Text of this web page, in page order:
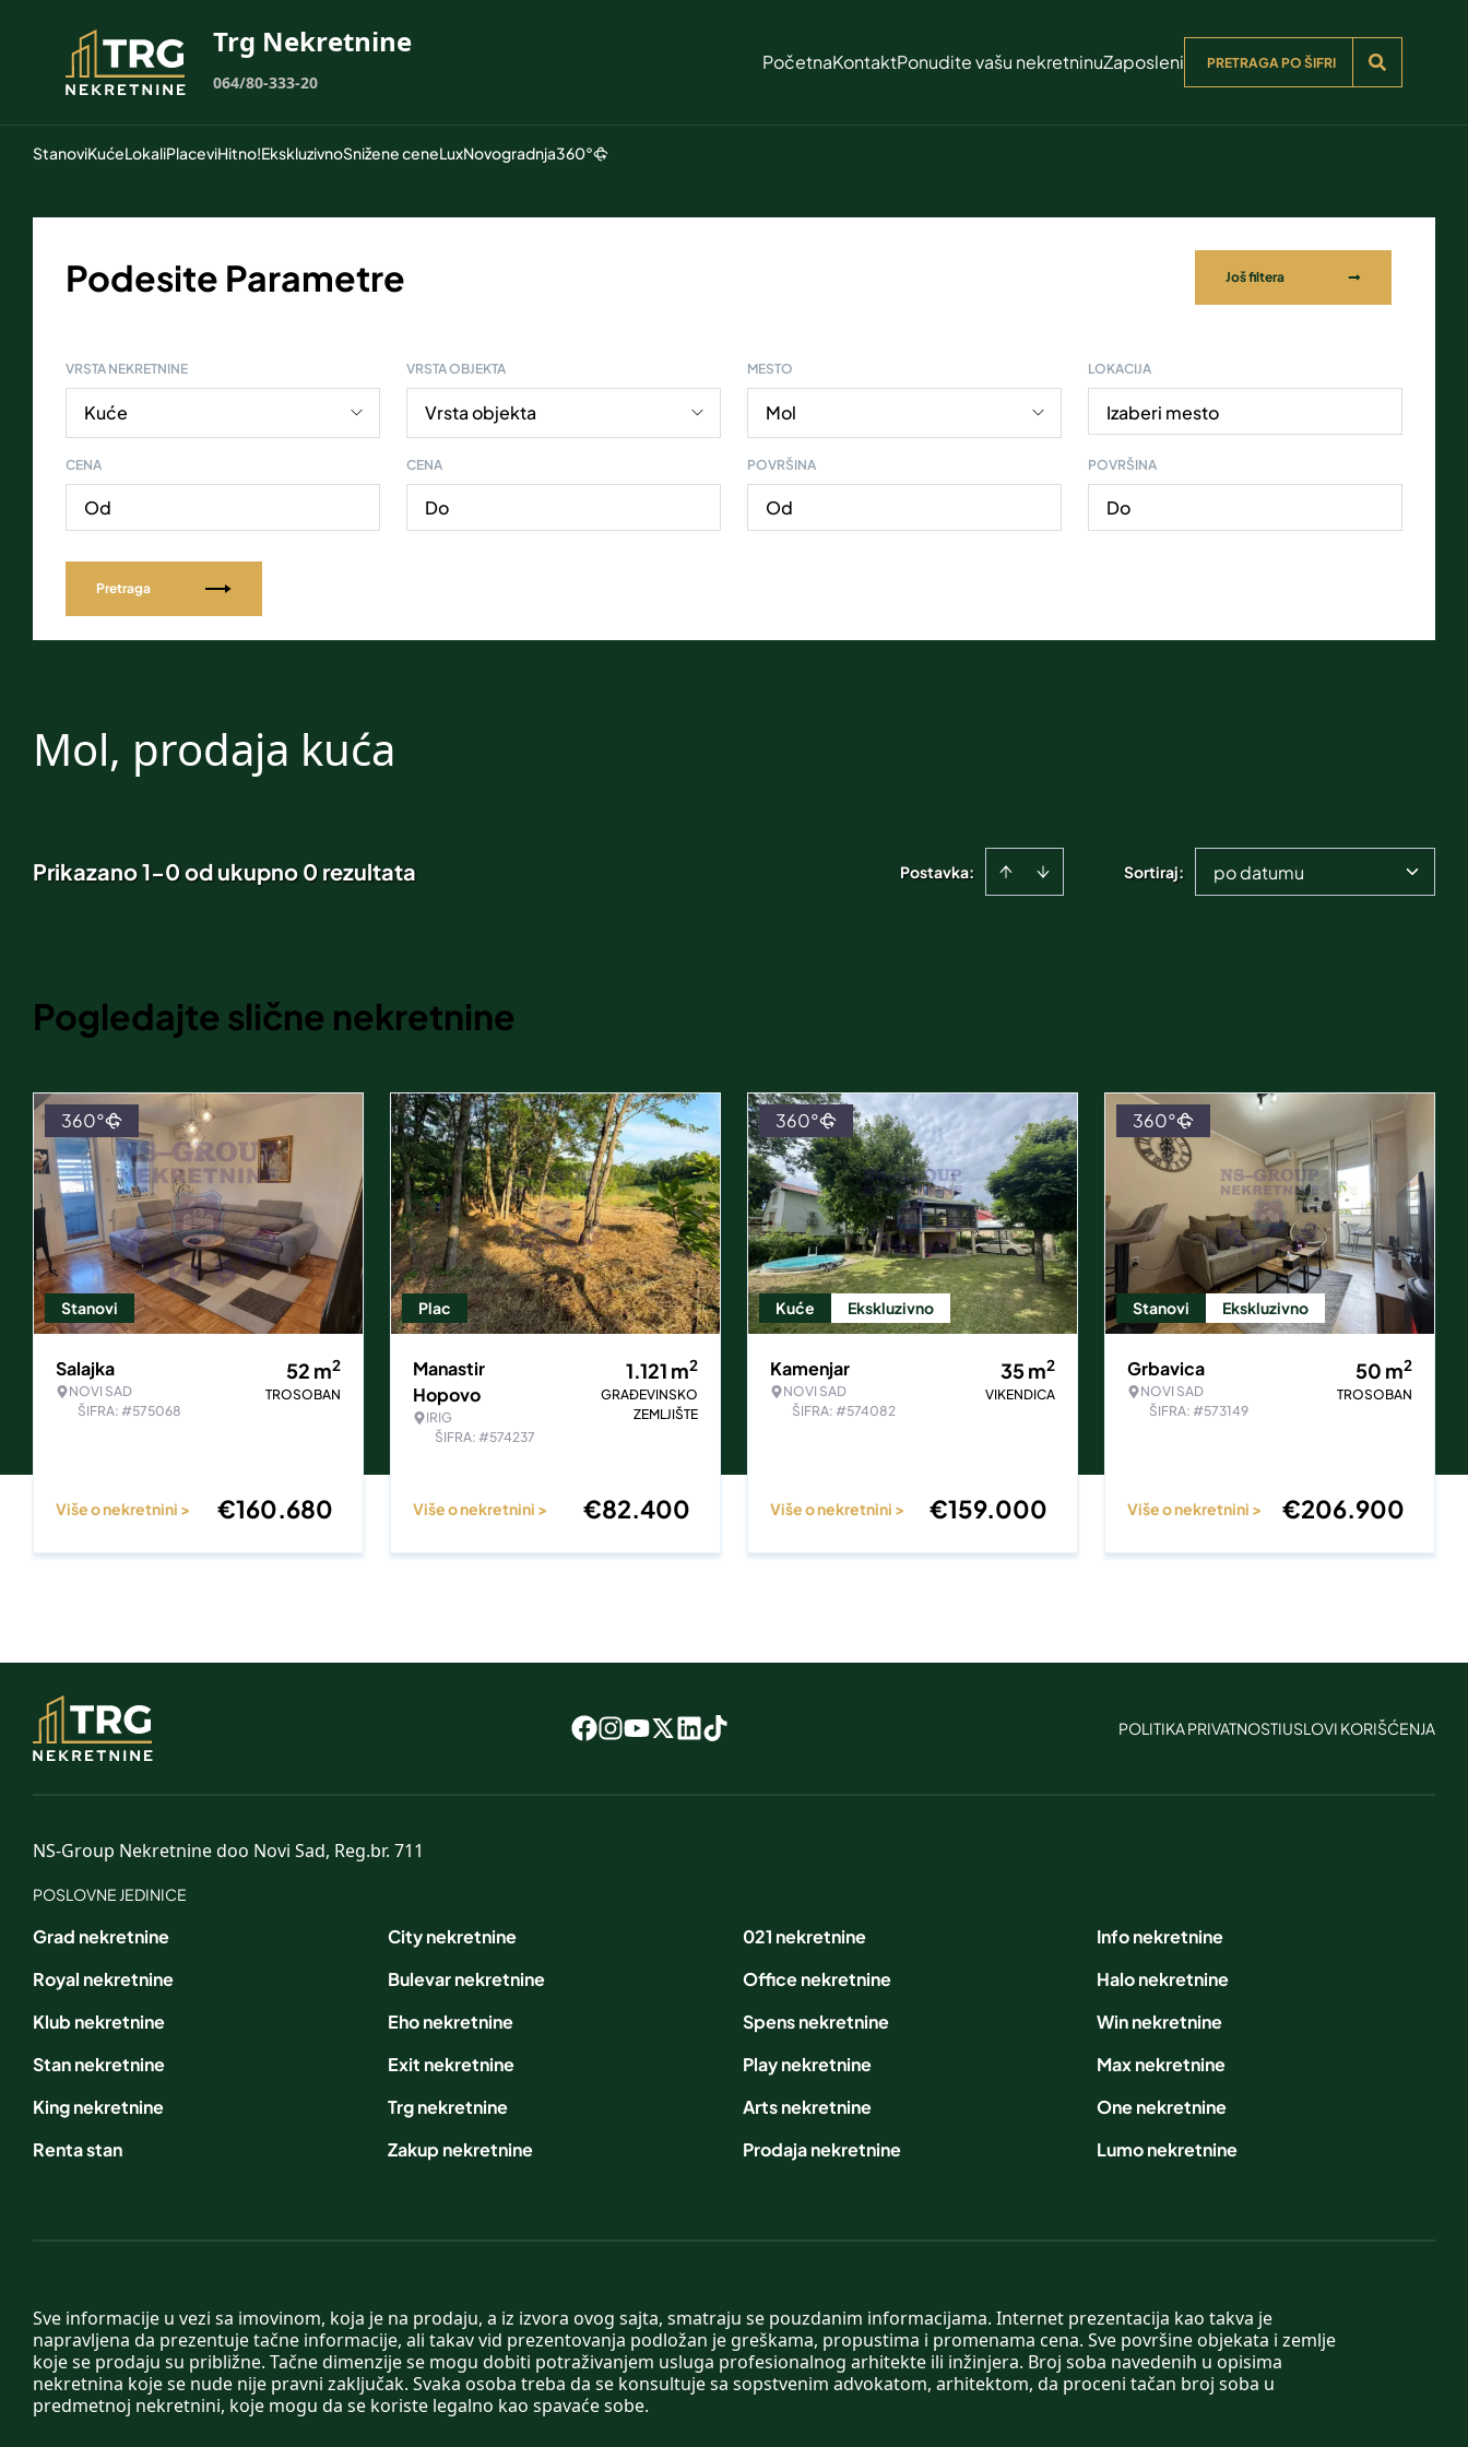
Trg Nekretnine
064/80-333-20
PočetnaKontaktPonudite vašu nekretninuZaposleni
StanoviKućeLokaliPlaceviHitno!EkskluzivnoSnižene ceneLuxNovogradnja360°
Podesite Parametre Još filtera
VRSTA NEKRETNINE VRSTA OBJEKTA MESTO LOKACIJA
Izaberi mesto
CENA CENA POVRŠINA POVRŠINA
Pretraga
Mol, prodaja kuća
Prikazano 1-0 od ukupno 0 rezultata Postavka: Sortiraj: po datumu
Pogledajte slične nekretnine
Stanovi
360°
Salajka
NOVI SAD
ŠIFRA: #575068
52 m2
TROSOBAN
Više o nekretnini > €160.680
Plac
Manastir
Hopovo
IRIG
ŠIFRA: #574237
1.121 m2
GRAĐEVINSKO
ZEMLJIŠTE
Više o nekretnini > €82.400
Kuće Ekskluzivno
360°
Kamenjar
NOVI SAD
ŠIFRA: #574082
35m2
VIKENDICA
Više o nekretnini > €159.000
Stanovi Ekskluzivno
360°
Grbavica
NOVI SAD
ŠIFRA: #573149
50 m2
TROSOBAN
Više o nekretnini > €206.900
POLITIKA PRIVATNOSTIUSLOVI KORIŠĆENJA
Sve informacije u vezi sa imovinom, koja je na prodaju, a iz izvora ovog sajta, smatraju se pouzdanim informacijama. Internet prezentacija kao takva je
napravljena da prezentuje tačne informacije, ali takav vid prezentovanja podložan je greškama, propustima i promenama cena. Sve površine objekata i zemlje
koje se prodaju su približne. Tačne dimenzije se mogu dobiti potraživanjem usluga profesionalnog arhitekte ili inžinjera. Broj soba navedenih u opisima
nekretnina koje se nude nije pravni zaključak. Svaka osoba treba da se konsultuje sa sopstvenim advokatom, arhitektom, da proceni tačan broj soba u
predmetnoj nekretnini, koje mogu da se koriste legalno kao spavaće sobe.
NS-Group Nekretnine doo Novi Sad, Reg.br. 711
POSLOVNE JEDINICE
Grad nekretnine City nekretnine 021 nekretnine
Info nekretnine
Royal nekretnine
Bulevar nekretnine Office nekretnine
Halo nekretnine
Klub nekretnine
Eho nekretnine Spens nekretnine
Win nekretnine
Stan nekretnine
Exit nekretnine Play nekretnine
Max nekretnine
King nekretnine
Trg nekretnine Arts nekretnine
One nekretnine
Renta stan
Zakup nekretnine Prodaja nekretnine Lumo nekretnine